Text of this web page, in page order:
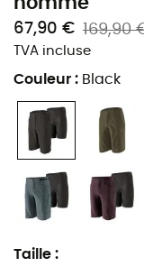
67,90 € 169,90
TVA incluse
Couleur : Black
Taille :
Matières short
- 5 %
Matières sous-
élasthanne
Matière
d’élasthanne
Traité avec un
Confection
Sous-short